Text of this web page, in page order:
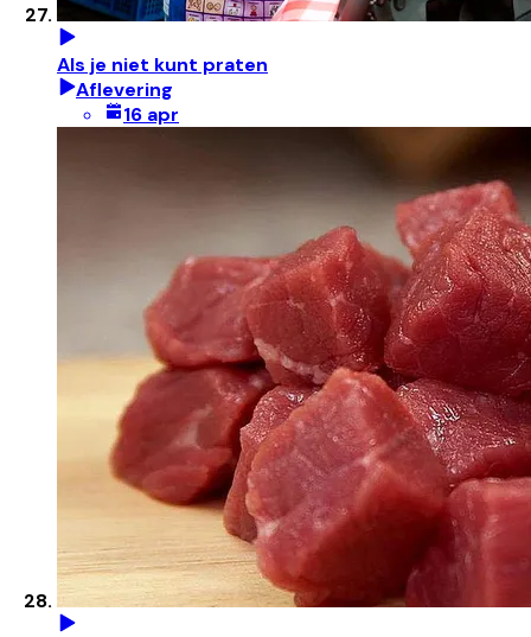
Als je niet kunt praten
Aflevering
16 apr